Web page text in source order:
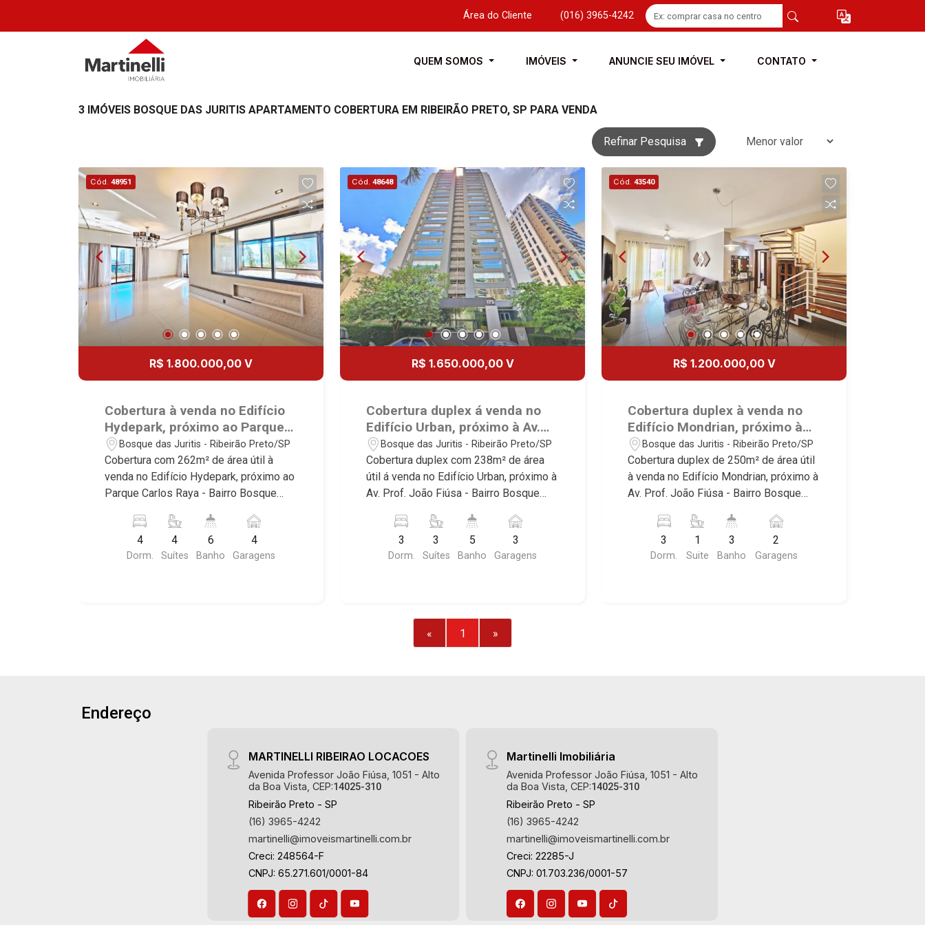
Área do Cliente (016) 3965-4242
QUEM SOMOS IMÓVEIS ANUNCIE SEU IMÓVEL CONTATO
3 IMÓVEIS BOSQUE DAS JURITIS APARTAMENTO COBERTURA EM RIBEIRÃO PRETO, SP PARA VENDA
Refinar Pesquisa
Cód. 48951
R$ 1.800.000,00 V
Cobertura à venda no Edifício
Hydepark, próximo ao Parque
Carlos Raya - Ribeirão
Preto/SP.
Bosque das Juritis - Ribeirão Preto/SP
Cobertura com 262m² de área útil à
venda no Edifício Hydepark, próximo ao
Parque Carlos Raya - Bairro Bosque
as características deste imóvel que a
Martinelli Imobiliária selecionou para
você: - 262m² de área útil - 4 suítes,
imobiliário de Ribeirão Preto.
Referência em imóveis de alto padrão,
locação de apartamentos nos
condomínios mais desejados da Zona
Sul, reconhecidos por sua segurança,
infraestrutura completa e qualidade de
empreendimentos de maior prestígio
Les Alpes Residence, Porto Búzios,
Sequóia, Blue Diamond, Mirante do Ipê,
Hype, Grand Privilège, Grand Raya,
4
Dorm.
4
Suítes
6
Banho
4
Garagens
Cód. 48648
R$ 1.650.000,00 V
Cobertura duplex á venda no
Edifício Urban, próximo à Av.
Prof. João Fiúsa - Ribeirão
Preto/SP.
Bosque das Juritis - Ribeirão Preto/SP
Cobertura duplex com 238m² de área
útil á venda no Edifício Urban, próximo à
Av. Prof. João Fiúsa - Bairro Bosque
as características deste imóvel que a
Martinelli Imobiliária selecionou para
você: - 238m² de área útil - 3 suítes
serviço planejadas - Banheiro de
serviço - Sacada gourmet com
3
Dorm.
3
Suítes
5
Banho
3
Garagens
Cód. 43540
R$ 1.200.000,00 V
Cobertura duplex à venda no
Edifício Mondrian, próximo à
Av. Prof. João Fiúsa - Ribeirão
Preto/SP
Bosque das Juritis - Ribeirão Preto/SP
Cobertura duplex de 250m² de área útil
à venda no Edifício Mondrian, próximo à
Av. Prof. João Fiúsa - Bairro Bosque
as características deste imóvel que a
Martinelli Imobiliária selecionou para
você: - 250m² de área útil - 3
3
Dorm.
1
Suite
3
Banho
2
Garagens
« 1 »
Endereço
MARTINELLI RIBEIRAO LOCACOES
Avenida Professor João Fiúsa, 1051 - Alto
da Boa Vista, CEP:14025-310
Ribeirão Preto - SP
(16) 3965-4242
martinelli@imoveismartinelli.com.br
Creci: 248564-F
CNPJ: 65.271.601/0001-84
Martinelli Imobiliária
Avenida Professor João Fiúsa, 1051 - Alto
da Boa Vista, CEP:14025-310
Ribeirão Preto - SP
(16) 3965-4242
martinelli@imoveismartinelli.com.br
Creci: 22285-J
CNPJ: 01.703.236/0001-57